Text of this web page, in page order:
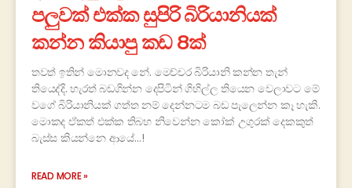
පලුවක් එක්ක සුපිරි බිරියානියක්
කන්න කියාපු කඩ 8ක්
තවත් ඉතින් මොනවද නේ. මෙච්චර බිරියානි කන්න තැන්
තියෙද්දි. හැරත් බඩගින්න දෙපිටින් ගිහිල්ල තියෙන වෙලාවට මේ
වගේ බිරියානියක් ගත්ත නම් දෙන්නටම බඩ පැලෙන්න කෑ හැකි.
මොකද ඒකත් එක්ක තිබහ නිවෙන්න කෝක් උගුරක් දෙකකුත්
බැස්ස කියන්නෙ ආයේ…!
READ MORE »